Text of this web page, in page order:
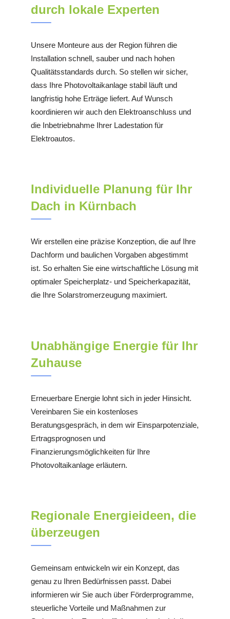
durch lokale Experten
Unsere Monteure aus der Region führen die
Installation schnell, sauber und nach hohen
Qualitätsstandards durch. So stellen wir sicher,
dass Ihre Photovoltaikanlage stabil läuft und
langfristig hohe Erträge liefert. Auf Wunsch
koordinieren wir auch den Elektroanschluss und
die Inbetriebnahme Ihrer Ladestation für
Elektroautos.
Individuelle Planung für Ihr
Dach in Kürnbach
Wir erstellen eine präzise Konzeption, die auf Ihre
Dachform und baulichen Vorgaben abgestimmt
ist. So erhalten Sie eine wirtschaftliche Lösung mit
optimaler Speicherplatz- und Speicherkapazität,
die Ihre Solarstromerzeugung maximiert.
Unabhängige Energie für Ihr
Zuhause
Erneuerbare Energie lohnt sich in jeder Hinsicht.
Vereinbaren Sie ein kostenloses
Beratungsgespräch, in dem wir Einsparpotenziale,
Ertragsprognosen und
Finanzierungsmöglichkeiten für Ihre
Photovoltaikanlage erläutern.
Regionale Energieideen, die
überzeugen
Gemeinsam entwickeln wir ein Konzept, das
genau zu Ihren Bedürfnissen passt. Dabei
informieren wir Sie auch über Förderprogramme,
steuerliche Vorteile und Maßnahmen zur